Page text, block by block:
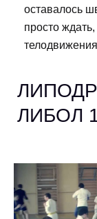
оставалось
просто
ЛИБОЛ